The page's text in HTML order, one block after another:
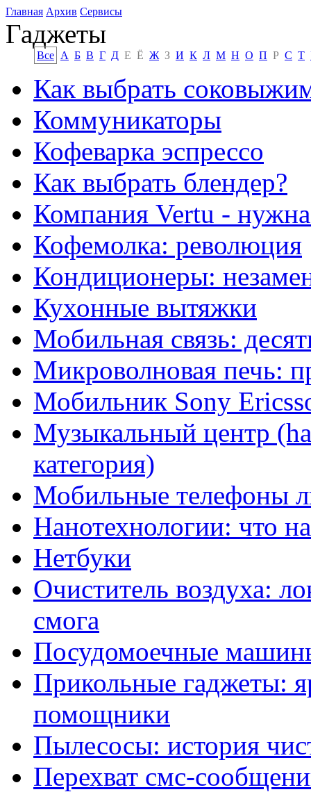
Главная Архив Сервисы
Гаджеты
Все А Б В Г Д Е Ё Ж З И К Л М Н О П Р С Т
Как выбрать
Коммуникаторы
Кофеварка эспрессо
Как выбрать блендер?
Компания Vertu -
Кофемолка: революция
Кондиционеры:
Кухонные вытяжки
Мобильная связь:
Микроволновая печь:
Мобильник Sony
Музыкальный центр
категория)
Мобильные телефоны
Нанотехнологии: что
Нетбуки
Очиститель воздуха:
смога
Посудомоечные
Прикольные гаджеты:
помощники
Пылесосы: история
Перехват смс-